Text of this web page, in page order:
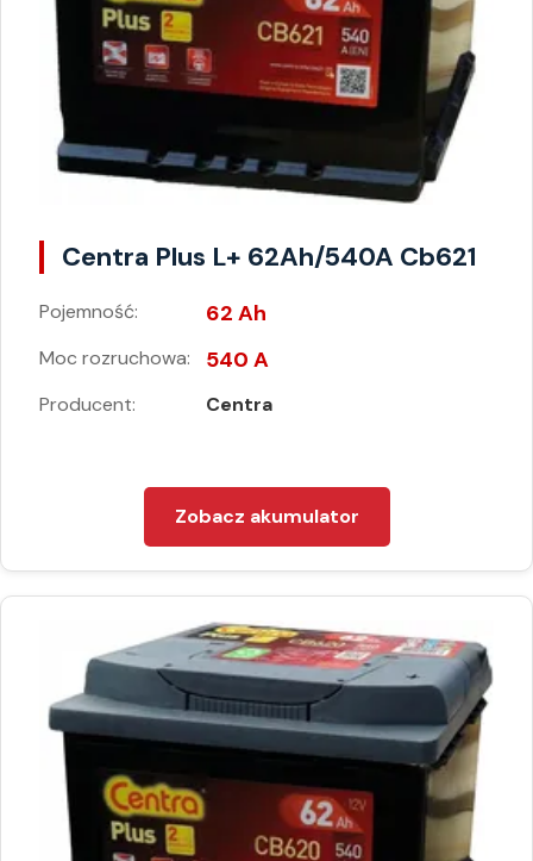
Centra Plus L+ 62Ah/540A Cb621
Pojemność: 62 Ah
Moc rozruchowa: 540 A
Producent: Centra
Zobacz akumulator